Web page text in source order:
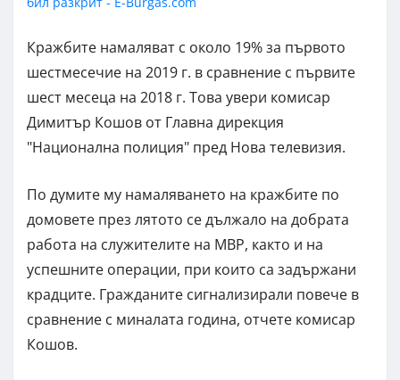
Кражбите намаляват с около 19% за първото
шестмесечие на 2019 г. в сравнение с първите
шест месеца на 2018 г. Това увери комисар
Димитър Кошов от Главна дирекция
"Национална полиция" пред Нова телевизия.
По думите му намаляването на кражбите по
домовете през лятото се дължало на добрата
работа на служителите на МВР, както и на
успешните операции, при които са задържани
крадците. Гражданите сигнализирали повече в
сравнение с миналата година, отчете комисар
Кошов.